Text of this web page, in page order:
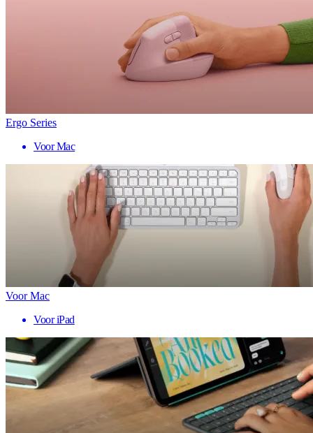
Ergo Series
Voor Mac
Voor Mac
Voor iPad